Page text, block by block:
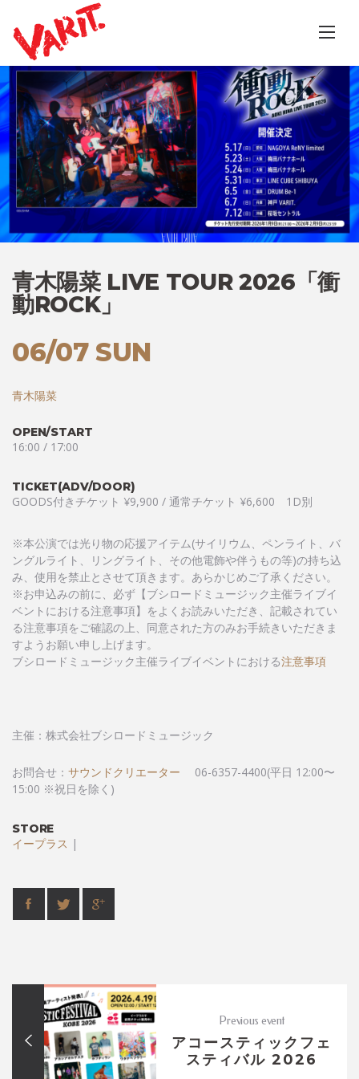
content
青木陽菜 LIVE TOUR 2026「衝
動ROCK」
06/07 SUN
青木陽菜
OPEN/START
16:00 / 17:00
TICKET(ADV/DOOR)
GOODS付きチケット ¥9,900 / 通常チケット ¥6,600 1D別
※本公演では光り物の応援アイテム(サイリウム、ペンライト、バ
ングルライト、リングライト、その他電飾や伴うもの等)の持ち込
み、使用を禁止とさせて頂きます。あらかじめご了承ください。
※お申込みの前に、必ず【ブシロードミュージック主催ライブイ
ベントにおける注意事項】をよくお読みいただき、記載されてい
る注意事項をご確認の上、同意された方のみお手続きいただきま
すようお願い申し上げます。
ブシロードミュージック主催ライブイベントにおける注意事項
主催：株式会社ブシロードミュージック
お問合せ： サウンドクリエーター 06-6357-4400(平日 12:00〜
15:00 ※祝日を除く)
STORE
イープラス |
Previous event
アコースティックフェ
スティバル 2026